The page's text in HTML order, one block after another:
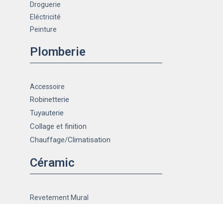
Droguerie
Eléctricité
Peinture
Plomberie
Accessoire
Robinetterie
Tuyauterie
Collage et finition
Chauffage/Climatisation
Céramic
Revetement Mural